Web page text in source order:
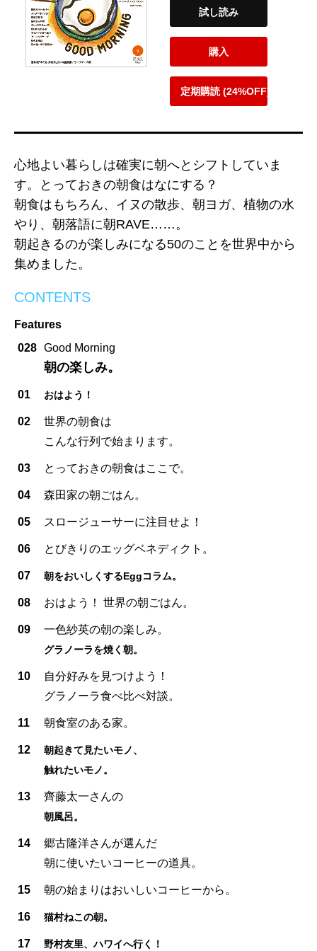
試し読み
購入
定期購読 (24%OFF)
心地よい暮らしは確実に朝へとシフトしていま
す。とっておきの朝食はなにする？
朝食はもちろん、イヌの散歩、朝ヨガ、植物の水
やり、朝落語に朝RAVE……。
朝起きるのが楽しみになる50のことを世界中から
集めました。
CONTENTS
Features
028 Good Morning
朝の楽しみ。
01 おはよう！
02
世界の朝食は
こんな行列で始まります。
03 とっておきの朝食はここで。
04 森田家の朝ごはん。
05 スロージューサーに注目せよ！
06 とびきりのエッグベネディクト。
07 朝をおいしくするEggコラム。
08 おはよう！ 世界の朝ごはん。
09 一色紗英の朝の楽しみ。
グラノーラを焼く朝。
10
自分好みを見つけよう！
グラノーラ食べ比べ対談。
11 朝食室のある家。
12
朝起きて見たいモノ、
触れたいモノ。
13 齊藤太一さんの
朝風呂。
14
郷古隆洋さんが選んだ
朝に使いたいコーヒーの道具。
15 朝の始まりはおいしいコーヒーから。
16 猫村ねこの朝。
17 野村友里、ハワイへ行く！